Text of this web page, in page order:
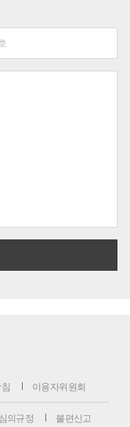
이용자위원회
의규정 불편신고